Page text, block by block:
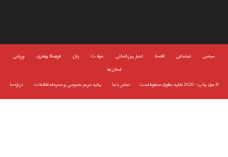
سياسى اجتماعی اقتصاد اخبار بین المللی حوادث زنان فرهنگ وهنری
ورزشی
استان ها
©
تماس با ما بیانیه حریم خصوصی و محرمانه اطلاعات درباره ما حق چاپ - 2020 کلیه حقوق محفوظ است